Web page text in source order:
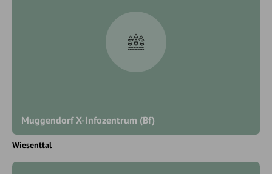
Muggendorf X-Infozentrum (Bf)
Wiesenttal